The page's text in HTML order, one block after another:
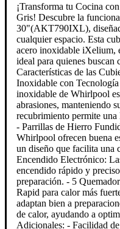
¡Transforma tu Cocina
Gris! Descubre la
30"(AKT790IXL),
cualquier espacio. Esta
acero inoxidable iXelium,
ideal para quienes buscan
Características de las
Inoxidable con
inoxidable de Whirlpool
abrasiones, manteniendo
recubrimiento permite una
- Parrillas de Hierro
Whirlpool ofrecen buena
un diseño que facilita una
Encendido Electrónico:
encendido rápido y
preparación. - 5
Rapid para calor más
adaptan bien a
de calor, ayudando a
Adicionales: - Facilidad